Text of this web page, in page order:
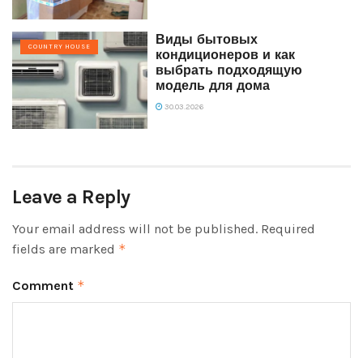
COUNTRY HOUSE
Виды бытовых
кондиционеров и как
выбрать подходящую
модель для дома
30.03.2026
Leave a Reply
Your email address will not be published. Required
fields are marked *
Comment *